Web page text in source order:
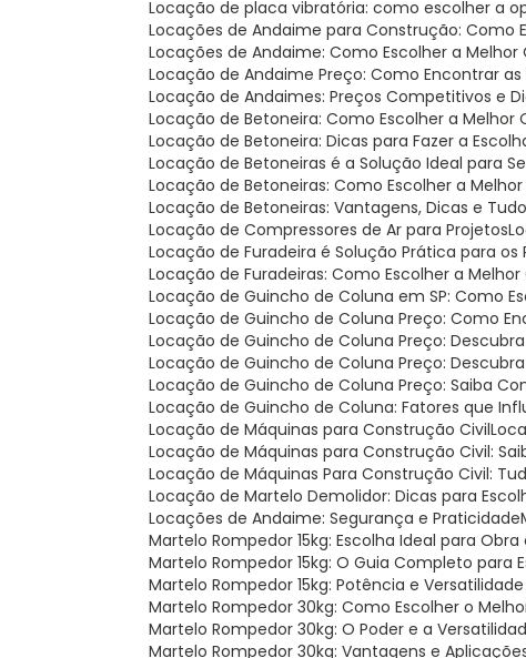
Locação de placa vibratória: como escolher a
Locações de Andaime para Construção: Como
Locações de Andaime: Como Escolher a
Locação de Andaime Preço: Como Encontrar
Locação de Andaimes: Preços Competitivos e
Locação de Betoneira: Como Escolher a Melhor
Locação de Betoneira: Dicas para Fazer a
Locação de Betoneiras é a Solução Ideal para
Locação de Betoneiras: Como Escolher a
Locação de Betoneiras: Vantagens, Dicas e
Locação de Compressores de Ar para Projetos
Locação de Furadeira é Solução Prática para
Locação de Furadeiras: Como Escolher a
Locação de Guincho de Coluna em SP: Como
Locação de Guincho de Coluna Preço: Como
Locação de Guincho de Coluna Preço:
Locação de Guincho de Coluna Preço:
Locação de Guincho de Coluna Preço: Saiba
Locação de Guincho de Coluna: Fatores que
Locação de Máquinas para Construção Civil
Locação de Máquinas para Construção Civil:
Locação de Máquinas Para Construção Civil:
Locação de Martelo Demolidor: Dicas para
Locações de Andaime: Segurança e Praticidade
Martelo Rompedor 15kg: Escolha Ideal para
Martelo Rompedor 15kg: O Guia Completo para
Martelo Rompedor 15kg: Potência e
Martelo Rompedor 30kg: Como Escolher o
Martelo Rompedor 30kg: O Poder e a
Martelo Rompedor 30kg: Vantagens e